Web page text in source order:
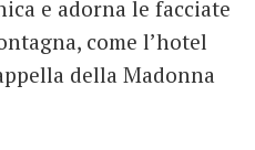
e adorna le facciate
come l’hotel
della Madonna